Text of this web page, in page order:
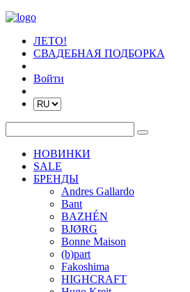
ЛЕТО!
СВАДЕБНАЯ ПОДБОРКА
Войти
НОВИНКИ
SALE
БРЕНДЫ
Andres Gallardo
Bant
BAZHÉN
BJØRG
Bonne Maison
(b)part
Fakoshima
HIGHCRAFT